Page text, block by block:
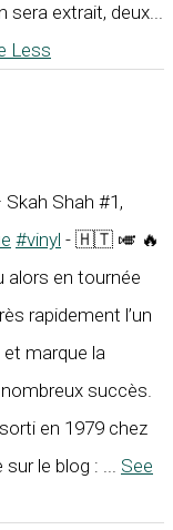
sera extrait, deux...
Less
Shah #1,
#vinyl - 🇭🇹 🎺 🔥
alors en tournée
rapidement l’un
marque la
succès.
en 1979 chez
sur le blog : ... See